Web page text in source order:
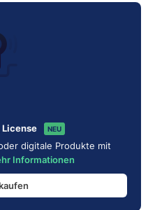
NEU
digitale Produkte mit
Informationen